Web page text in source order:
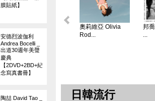
膜貼紙】
安德烈波伽利
Andrea Bocelli _
出道30週年美聲
慶典
【2DVD+2BD+紀
念寫真書冊】
陶喆 David Tao _
奧莉維亞 Olivia
Rod...
邦
...
日韓流行